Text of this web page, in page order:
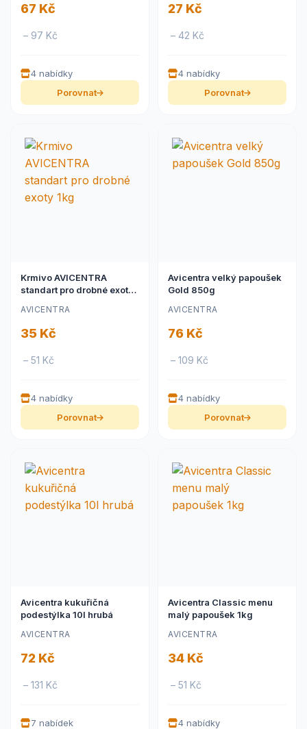
67 Kč
– 97 Kč
4 nabídky
Porovnat
27 Kč
– 42 Kč
4 nabídky
Porovnat
Krmivo AVICENTRA
standart pro drobné exoty
AVICENTRA
35 Kč
– 51 Kč
4 nabídky
Porovnat
Avicentra velký papoušek
Gold 850g
AVICENTRA
76 Kč
– 109 Kč
4 nabídky
Porovnat
Avicentra kukuřičná
podestýlka 10l hrubá
AVICENTRA
72 Kč
– 131 Kč
7 nabídek
Avicentra Classic menu
malý papoušek 1kg
AVICENTRA
34 Kč
– 51 Kč
4 nabídky